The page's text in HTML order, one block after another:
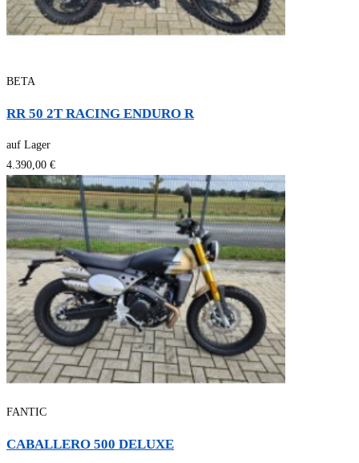
BETA
RR 50 2T RACING ENDURO R
auf Lager
4.390,00 €
FANTIC
CABALLERO 500 DELUXE